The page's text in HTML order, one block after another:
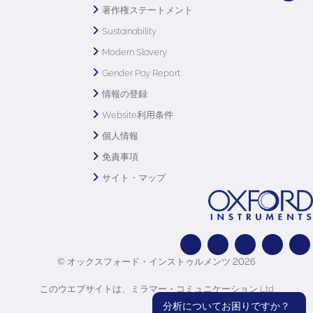
著作権ステートメント
Sustainability
Modern Slavery
Gender Pay Report
情報の登録
Website利用条件
個人情報
免責事項
サイト・マップ
© オックスフォード・インストゥルメンツ 2026
このウエブサイトは、ミラマー・コミュニケーション Ltd
分析についてお困りですか？